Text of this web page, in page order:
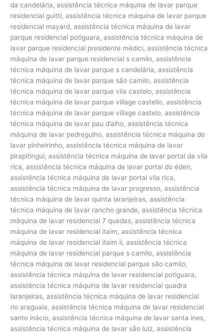
da candelária, assistência técnica máquina de lavar parque
residencial guitti, assistência técnica máquina de lavar parque
residencial mayard, assistência técnica máquina de lavar
parque residencial potiguara, assistência técnica máquina de
lavar parque residencial presidente médici, assistência técnica
máquina de lavar parque residencial s camilo, assistência
técnica máquina de lavar parque s candelária, assistência
técnica máquina de lavar parque são camilo, assistência
técnica máquina de lavar parque vila castelo, assistência
técnica máquina de lavar parque village castello, assistência
técnica máquina de lavar parque village castelo, assistência
técnica máquina de lavar pau d’alho, assistência técnica
máquina de lavar pedregulho, assistência técnica máquina de
lavar pinheirinho, assistência técnica máquina de lavar
pirapitingui, assistência técnica máquina de lavar portal da vila
rica, assistência técnica máquina de lavar portal do éden,
assistência técnica máquina de lavar portal vila rica,
assistência técnica máquina de lavar progresso, assistência
técnica máquina de lavar quinta laranjeiras, assistência
técnica máquina de lavar rancho grande, assistência técnica
máquina de lavar residencial 7 quedas, assistência técnica
máquina de lavar residencial itaim, assistência técnica
máquina de lavar residencial itaim ii, assistência técnica
máquina de lavar residencial parque s camilo, assistência
técnica máquina de lavar residencial parque são camilo,
assistência técnica máquina de lavar residencial potiguara,
assistência técnica máquina de lavar residencial quadra
laranjeiras, assistência técnica máquina de lavar residencial
rio araguaia, assistência técnica máquina de lavar residencial
santo inácio, assistência técnica máquina de lavar santa ines,
assistência técnica máquina de lavar são luiz, assistência